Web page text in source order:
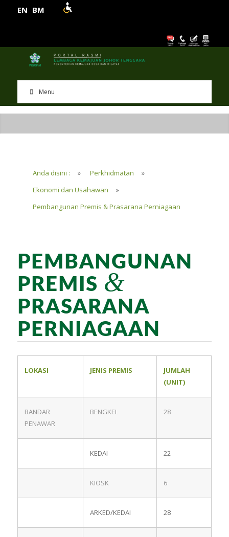
EN BM
Menu
Anda disini : » Perkhidmatan
»
Ekonomi dan Usahawan
»
Pembangunan Premis & Prasarana Perniagaan
PEMBANGUNAN
PREMIS &
PRASARANA
PERNIAGAAN
LOKASI JENIS PREMIS
JUMLAH
(UNIT)
BANDAR
PENAWAR
BENGKEL 28
KEDAI 22
KIOSK 6
ARKED/KEDAI 28